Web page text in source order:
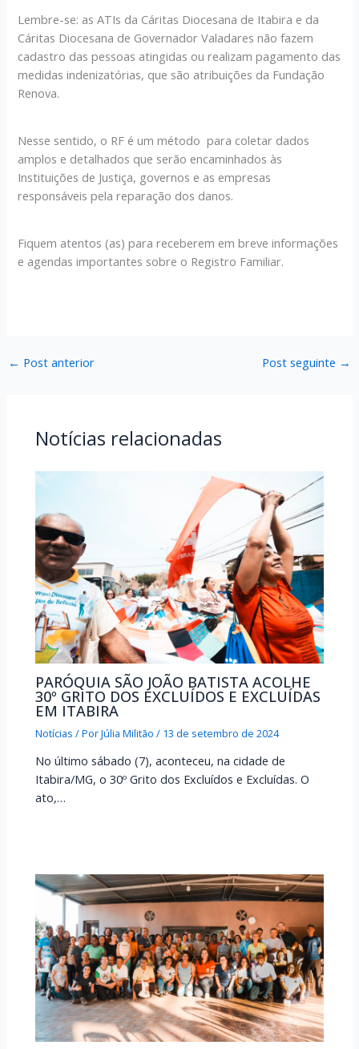
Lembre-se: as ATIs da Cáritas Diocesana de Itabira e da
Cáritas Diocesana de Governador Valadares não fazem
cadastro das pessoas atingidas ou realizam pagamento das
medidas indenizatórias, que são atribuições da Fundação
Renova.
Nesse sentido, o RF é um método para coletar dados
amplos e detalhados que serão encaminhados às
Instituições de Justiça, governos e as empresas
responsáveis pela reparação dos danos.
Fiquem atentos (as) para receberem em breve informações
e agendas importantes sobre o Registro Familiar.
← Post anterior Post seguinte →
Notícias relacionadas
PARÓQUIA SÃO JOÃO BATISTA ACOLHE
30º GRITO DOS EXCLUÍDOS E EXCLUÍDAS
EM ITABIRA
Notícias / PorJúlia Militão/ 13 de setembro de 2024
No último sábado (7), aconteceu, na cidade de
Itabira/MG, o 30º Grito dos Excluídos e Excluídas. O
ato,…